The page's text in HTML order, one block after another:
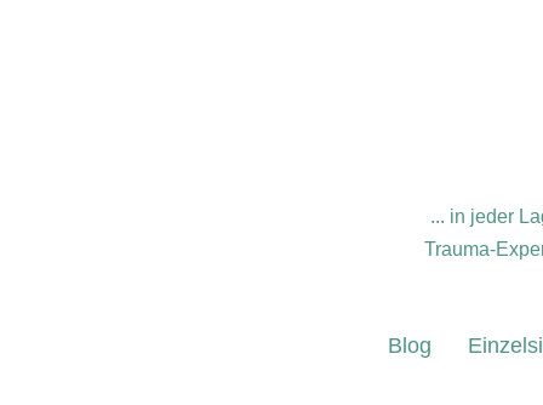
... in jeder
Trauma-
Blog